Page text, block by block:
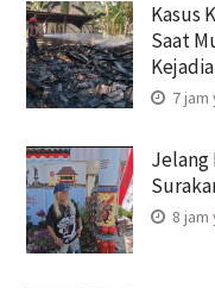
Kasus
Saat
7 jam
Jelang
8 jam